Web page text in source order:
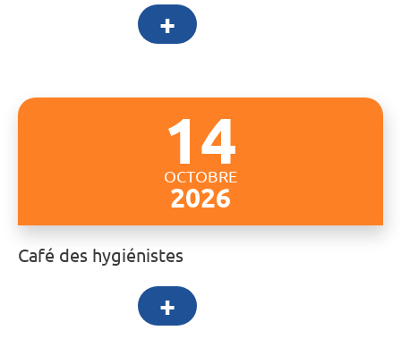
+
14
OCTOBRE
2026
Café des hygiénistes
+